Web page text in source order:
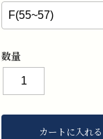
数量
カートに入れる